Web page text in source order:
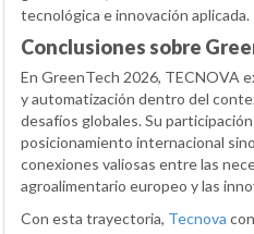
tecnológica e innovación aplicada.
Conclusiones sobre
En GreenTech 2026, TECNOVA
y automatización dentro del
desafíos globales. Su
posicionamiento internacional
conexiones valiosas entre las
agroalimentario europeo y las
Con esta trayectoria, Tecnova